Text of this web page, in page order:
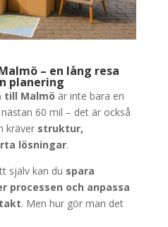
– en lång resa
planering
till Malmö är inte bara en
60 mil – det är också
kräver struktur,
lösningar.
själv kan du spara
processen och anpassa
. Men hur gör man det